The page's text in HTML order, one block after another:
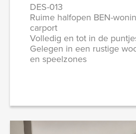
DES-013
Ruime halfopen BEN-
carport
Volledig en tot in de
Gelegen in een rustige
en speelzones